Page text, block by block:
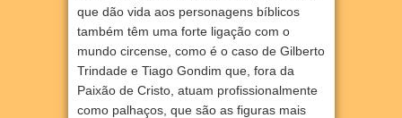
que dão vida aos personagens bíblicos
também têm uma forte ligação com o
mundo circense, como é o caso de Gilberto
Trindade e Tiago Gondim que, fora da
Paixão de Cristo, atuam profissionalmente
como palhaços, que são as figuras mais